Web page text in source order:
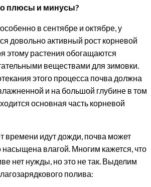
плюсы и минусы?
в сентябре и октябре, у
довольно активный рост корневой
этому растения обогащаются
веществами для зимовки.
этого процесса почва должна
и на большой глубине в том
основная часть корневой
времени идут дожди, почва может
насыщена влагой. Многим кажется, что
нет нужды, но это не так. Выделим
полива: